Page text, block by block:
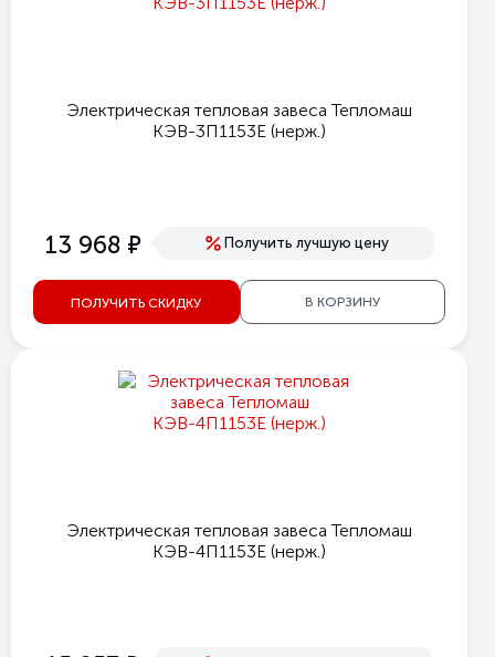
Электрическая тепловая завеса Тепломаш
КЭВ-3П1153Е (нерж.)
13 968 е Получить лучшую цену
ПОЛУЧИТЬ СКИДКУ В КОРЗИНУ
Электрическая тепловая завеса Тепломаш
КЭВ-4П1153Е (нерж.)